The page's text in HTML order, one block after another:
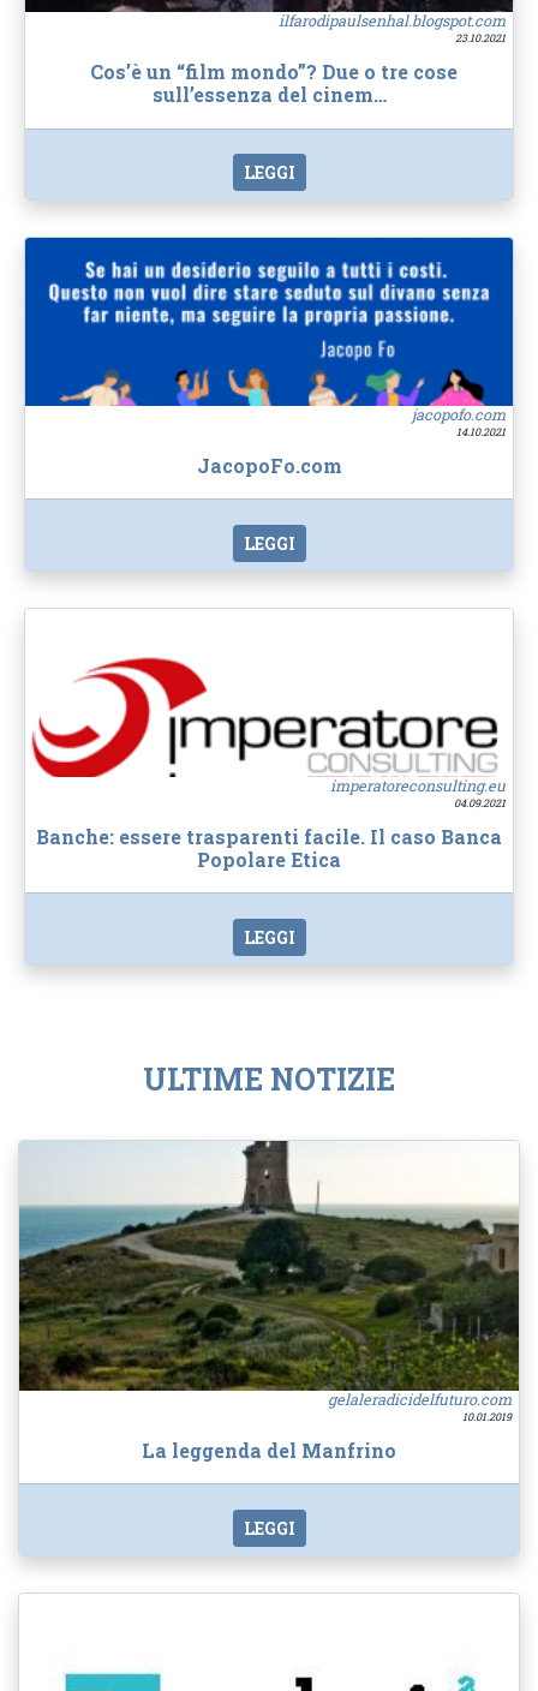
ilfarodipaulsenhal.blogspot.com
23.10.2021
Cos’è un “film mondo”? Due o tre cose
sull’essenza del cinem…
LEGGI
jacopofo.com
14.10.2021
JacopoFo.com
LEGGI
imperatoreconsulting.eu
04.09.2021
Banche: essere trasparenti facile. Il caso Banca
Popolare Etica
LEGGI
ULTIME NOTIZIE
gelaleradicidelfuturo.com
10.01.2019
La leggenda del Manfrino
LEGGI